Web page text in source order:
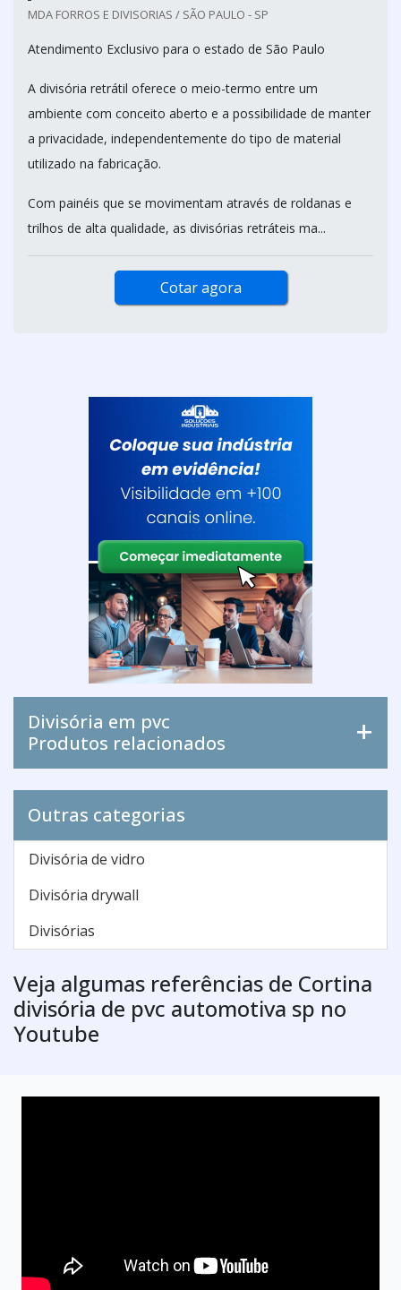
MDA FORROS E DIVISORIAS / SÃO PAULO - SP
Atendimento Exclusivo para o estado de São Paulo
A divisória retrátil oferece o meio-termo entre um
ambiente com conceito aberto e a possibilidade de manter
a privacidade, independentemente do tipo de material
utilizado na fabricação.
Com painéis que se movimentam através de roldanas e
trilhos de alta qualidade, as divisórias retráteis ma...
Cotar agora
Divisória em pvc
Produtos relacionados
Outras categorias
Divisória de vidro
Divisória drywall
Divisórias
Veja algumas referências de Cortina
divisória de pvc automotiva sp no
Youtube